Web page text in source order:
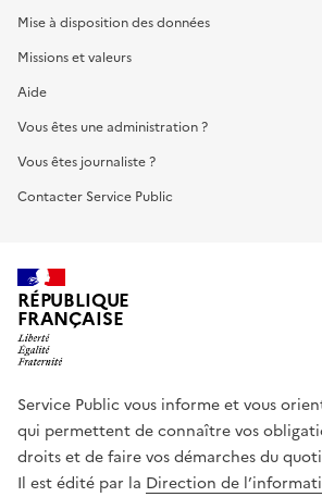
Mise à disposition des données
Missions et valeurs
Aide
Vous êtes une administration ?
Vous êtes journaliste ?
Contacter Service Public
RÉPUBLIQUE
FRANÇAISE
Service Public vous informe et vous
qui permettent de connaître vos
droits et de faire vos démarches du
Il est édité par la Direction de